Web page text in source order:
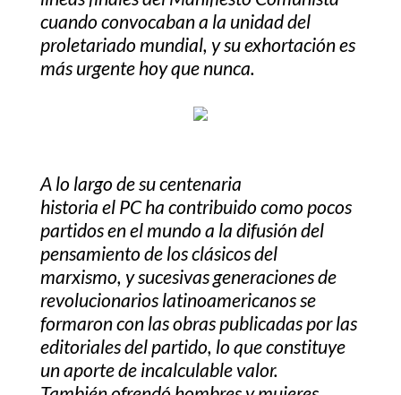
cuando convocaban a la unidad del
proletariado mundial, y su exhortación es
más urgente hoy que nunca.
A lo largo de su centenaria
historia el PC ha contribuido como pocos
partidos en el mundo a la difusión del
pensamiento de los clásicos del
marxismo, y sucesivas generaciones de
revolucionarios latinoamericanos se
formaron con las obras publicadas por las
editoriales del partido, lo que constituye
un aporte de incalculable valor.